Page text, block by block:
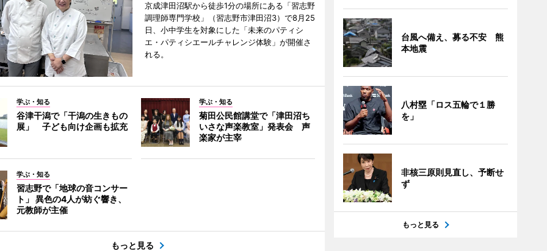
京成津田沼駅から徒歩1分の場所にある「習志野
調理師専門学校」（習志野市津田沼3）で8月25
日、小中学生を対象にした「未来のパティシ
エ・パティシエールチャレンジ体験」が開催さ
れる。
学ぶ・知る
谷津干潟で「干潟の生きもの
展」 子ども向け企画も拡充
学ぶ・知る
菊田公民館講堂で「津田沼ち
いさな声楽教室」発表会 声
楽家が主宰
学ぶ・知る
習志野で「地球の音コンサー
ト」 異色の4人が紡ぐ響き、
元教師が主催
もっと見る
台風へ備え、募る不安 熊
本地震
八村塁「ロス五輪で１勝
を」
非核三原則見直し、予断せ
ず
もっと見る